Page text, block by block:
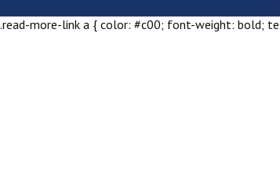
.read-more-link a { color: #c00; font-weight: bold;